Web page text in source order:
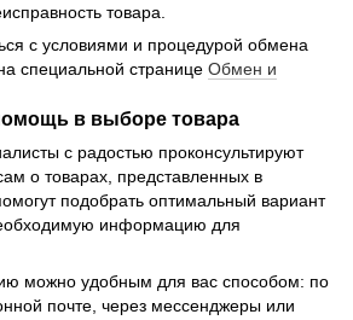
товара.
с условиями и процедурой обмена
специальной странице Обмен и
в выборе товара
с радостью проконсультируют
о товарах, представленных в
подобрать оптимальный вариант
информацию для
можно удобным для вас способом: по
почте, через мессенджеры или